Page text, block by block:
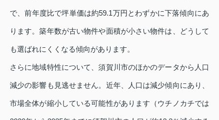
で、前年度比で坪単価は約59.1万円とわずかに下落傾向にあ
ります。築年数が古い物件や面積が小さい物件は、どうして
も選ばれにくくなる傾向があります。
さらに地域特性について、須賀川市のほかのデータから人口
減少の影響も見逃せません。近年、人口は減少傾向にあり、
市場全体が縮小している可能性があります（ウチノカチでは